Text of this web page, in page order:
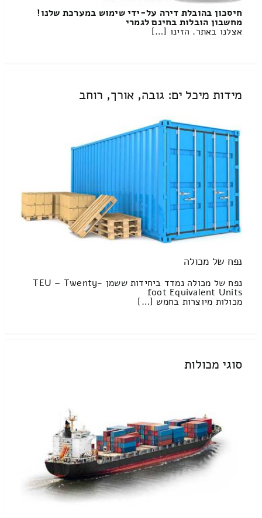
חיסכון בהובלת דירה על-ידי שימוש במערכת שלנו!
מחשבון הובלות בחינם לגמרי
אצלנו באתר. הזינו […]
מידות מיכל ים: גובה, אורך, רוחב
נפח של מכולה
נפח של מכולה נמדד ביחידות ששמן TEU – Twenty-
foot Equivalent Units
מכולות מיוצרות בחמש […]
סוגי מכולות